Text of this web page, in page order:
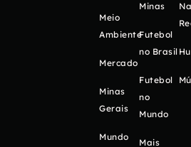
Meio
Ambiente
Mercado
Minas
Gerais
Mundo
Minas
Futebol
no Brasil
Futebol
no
Mundo
Mais